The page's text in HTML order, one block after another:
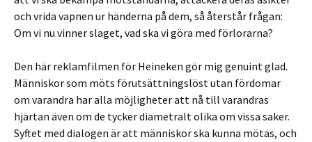
och vrida vapnen ur händerna på dem, så återstår frågan:
Om vi nu vinner slaget, vad ska vi göra med förlorarna?
Den här reklamfilmen för Heineken gör mig genuint glad.
Människor som möts förutsättningslöst utan fördomar
om varandra har alla möjligheter att nå till varandras
hjärtan även om de tycker diametralt olika om vissa saker.
Syftet med dialogen är att människor ska kunna mötas, och